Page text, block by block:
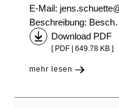
E-Mail:
Beschreibung:
Download PDF
[ PDF | 649.78 KB ]
mehr lesen